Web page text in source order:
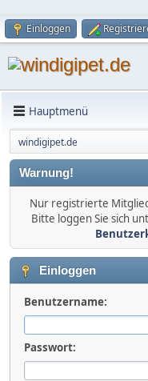
Einloggen
Hauptmenü
windigipet.de
Warnung!
Nur registrierte
Bitte loggen Sie sich
Einloggen
Benutzername:
Passwort: